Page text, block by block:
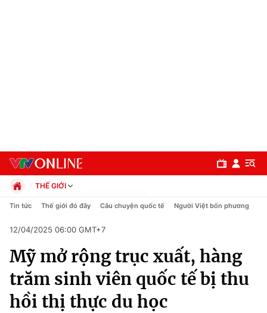
Chuyên mục
Chính trị
Xã hội
THẾ GIỚI
Chính trị
Pháp luật
Kinh tế
Thể thao
Truyền hình
Văn hóa - Giải trí
Tin tức Thế giới đó đây Câu chuyện quốc tế Người Việt bốn phương
12/04/2025 06:00 GMT+7
Mỹ mở rộng trục xuất, hàng
trăm sinh viên quốc tế bị thu
hồi thị thực du học